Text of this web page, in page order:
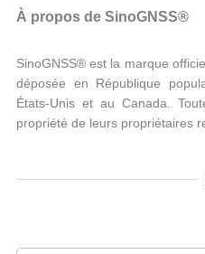
À propos de SinoGNSS®
SinoGNSS® est la marque
déposée en République
États-Unis et au Canada.
propriété de leurs propriétaires